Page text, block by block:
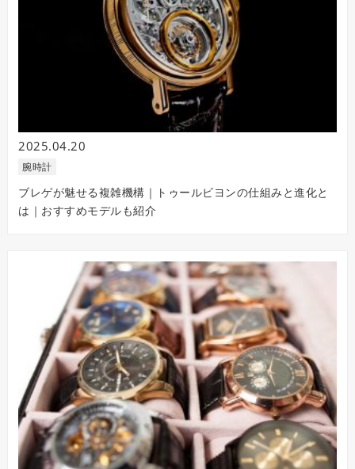
2025.04.20
腕時計
ブレゲが魅せる複雑機構｜トゥールビヨンの仕組みと進化と
は｜おすすめモデルも紹介